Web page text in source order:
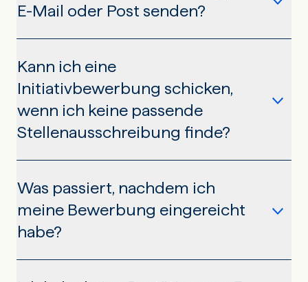
E-Mail oder Post senden?
Nein. Aufgrund von Datenschutzbestimmungen
können wir Bewerbungen weder per E-Mail noch per
Post akzeptieren. Bitte senden Sie Ihre Bewerbung
überOnlyfyein.
Kann ich eine
Initiativbewerbung schicken,
wenn ich keine passende
Stellenausschreibung finde?
Nein, wir nehmen leider keine Initiativbewerbungen an.
Was passiert, nachdem ich
meine Bewerbung eingereicht
habe?